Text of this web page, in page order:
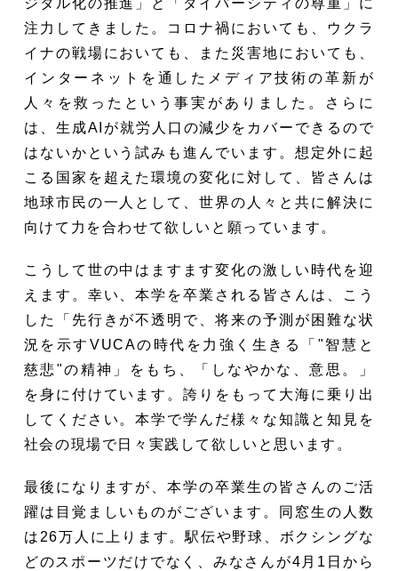
ジタル化の推進」と「ダイバーシティの尊重」に
注力してきました。コロナ禍においても、ウクラ
イナの戦場においても、また災害地においても、
インターネットを通したメディア技術の革新が
人々を救ったという事実がありました。さらに
は、生成AIが就労人口の減少をカバーできるので
はないかという試みも進んでいます。想定外に起
こる国家を超えた環境の変化に対して、皆さんは
地球市民の一人として、世界の人々と共に解決に
向けて力を合わせて欲しいと願っています。
こうして世の中はますます変化の激しい時代を迎
えます。幸い、本学を卒業される皆さんは、こう
した「先行きが不透明で、将来の予測が困難な状
況を示すVUCAの時代を力強く生きる「"智慧と
慈悲"の精神」をもち、「しなやかな、意思。」
を身に付けています。誇りをもって大海に乗り出
してください。本学で学んだ様々な知識と知見を
社会の現場で日々実践して欲しいと思います。
最後になりますが、本学の卒業生の皆さんのご活
躍は目覚ましいものがございます。同窓生の人数
は26万人に上ります。駅伝や野球、ボクシングな
どのスポーツだけでなく、みなさんが4月1日から